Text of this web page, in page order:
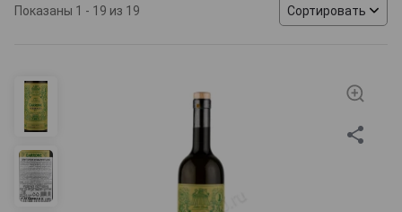
котором прослеживаются разноплановые оттенки.
Ноты горькой полыни соседствуют с цветочными
бальзамические полутона. Вермуты белые сухие
предложены в каталогах всех мировых компаний.
Согласно классической рецептуре, напиток готовится
из вина на основе белых сортов винограда и
ароматизируется смесью настоев душистых трав,
кореньев и специй.
Показаны 1 - 19 из 19 Сортировать